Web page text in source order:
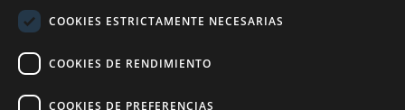
Tel 0034 93 713 37 30
sermovil@sertronic.es
Acceso intranet para representantes
COOKIES ESTRICTAMENTE NECESARIAS
COOKIES DE RENDIMIENTO
COOKIES DE PREFERENCIAS